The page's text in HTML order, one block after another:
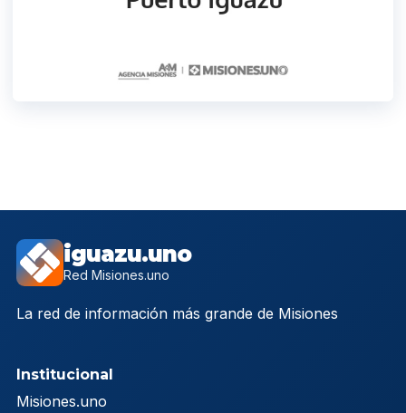
iguazu.uno
Red Misiones.uno
La red de información más grande de Misiones
Institucional
Misiones.uno